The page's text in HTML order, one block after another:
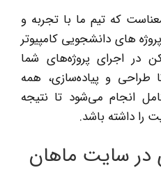
که تیم ما با تجربه و
های دانشجویی کامپیوتر
در اجرای پروژه‌های شما
طراحی و پیاده‌سازی، همه
انجام می‌شود تا نتیجه
را داشته باشد.
در سایت ماهان